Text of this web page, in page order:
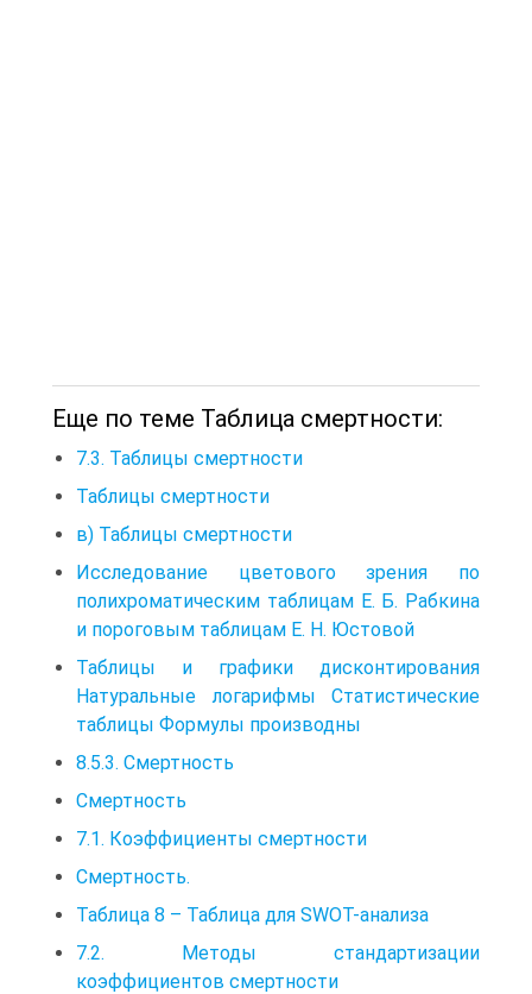
Еще по теме Таблица смертности:
7.3. Таблицы смертности
Таблицы смертности
в) Таблицы смертности
Исследование цветового зрения по
полихроматическим таблицам Е. Б. Рабкина
и пороговым таблицам Е. Н. Юстовой
Таблицы и графики дисконтирования
Натуральные логарифмы Статистические
таблицы Формулы производны
8.5.3. Смертность
Смертность
7.1. Коэффициенты смертности
Смертность.
Таблица 8 – Таблица для SWOT-анализа
7.2. Методы стандартизации
коэффициентов смертности